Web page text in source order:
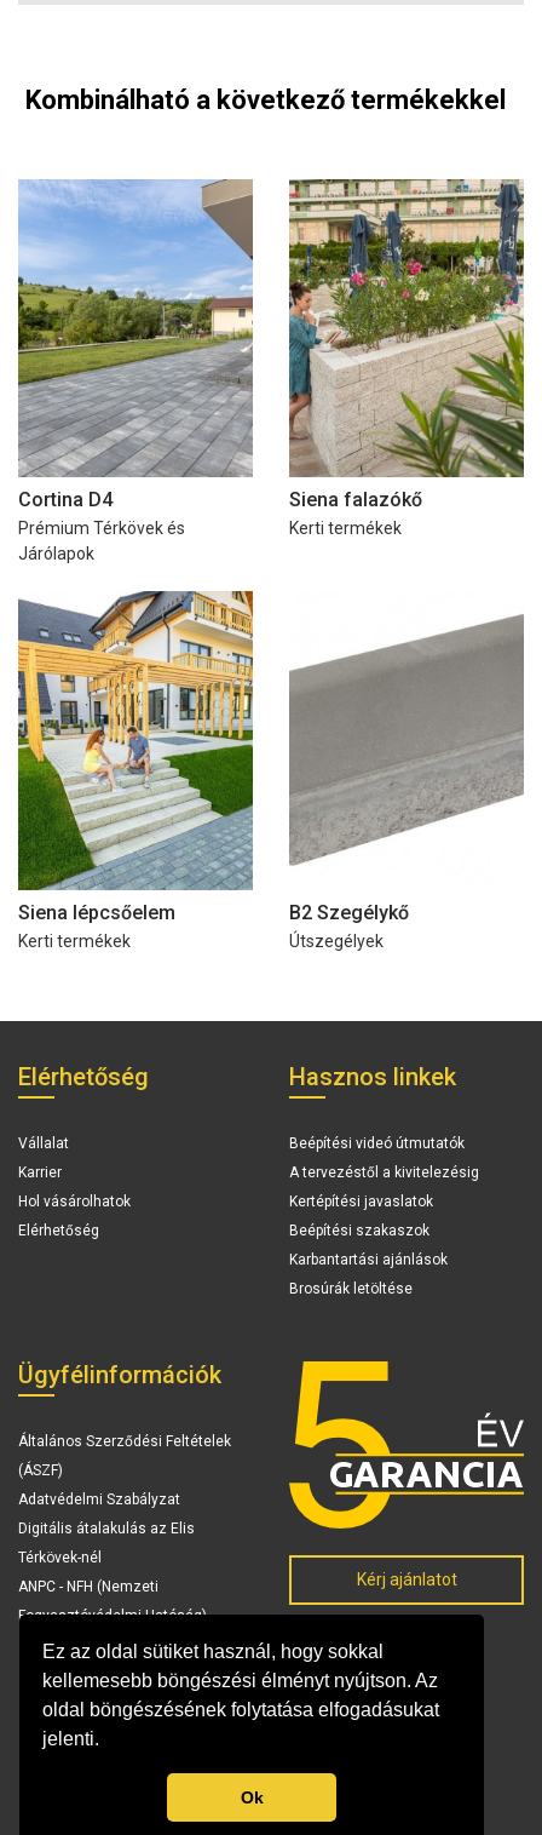
Ez az oldal sütiket használ, hogy sokkal
kellemesebb böngészési élményt nyújtson. Az
oldal böngészésének folytatása elfogadásukat
jelenti.
Ok
Kombinálható a következő termékekkel
Cortina D4
Prémium Térkövek és
Járólapok
Siena falazókő
Kerti termékek
Siena lépcsőelem
Kerti termékek
B2 Szegélykő
Útszegélyek
Elérhetőség
Vállalat
Karrier
Hol vásárolhatok
Elérhetőség
Hasznos linkek
Beépítési videó útmutatók
A tervezéstől a kivitelezésig
Kertépítési javaslatok
Beépítési szakaszok
Karbantartási ajánlások
Brosúrák letöltése
Ügyfélinformációk
Általános Szerződési Feltételek
(ÁSZF)
Adatvédelmi Szabályzat
Digitális átalakulás az Elis
Térkövek-nél
ANPC - NFH (Nemzeti
Fogyasztóvédelmi Hatóság)
Kérj ajánlatot
© Copyright 2026 Elis Térkövek